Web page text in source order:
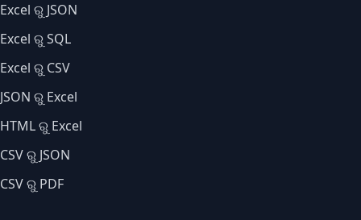
Excel ରୁ JSON
Excel ରୁ SQL
Excel ରୁ CSV
JSON ରୁ Excel
HTML ରୁ Excel
CSV ରୁ JSON
CSV ରୁ PDF